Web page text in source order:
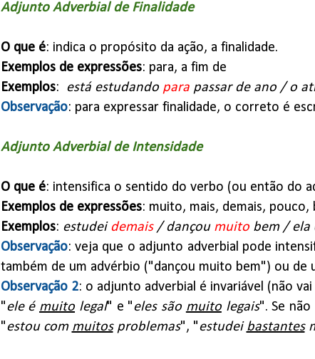
Adjunto Adverbial de Finalidade
O que é: indica o propósito da ação, a finalidade.
Exemplos de expressões: para, a fim de
Exemplos: está estudando parapassar de ano / o
Observação: para expressar finalidade, o correto é
Adjunto Adverbial de Intensidade
O que é: intensifica o sentido do verbo (ou então do
Exemplos de expressões: muito, mais, demais,
Exemplos: estudei demais/ dançou muitobem / ela
Observação: veja que o adjunto adverbial pode
também de um advérbio ("dançou muito bem") ou
Observação 2: o adjunto adverbial é invariável (não
"ele é muito legal" e "eles são muitolegais". Se
"estou com muitosproblemas", "estudei bastantes